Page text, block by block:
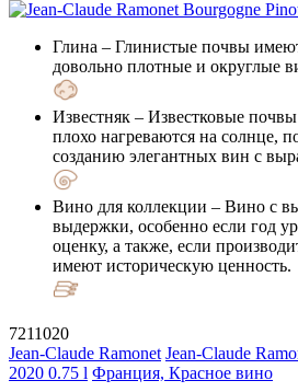
Глина – Глинистые почвы
довольно плотные и округлые
Известняк – Известковые
плохо нагреваются на солнце,
созданию элегантных вин с
Вино для коллекции – Вино с
выдержки, особенно если год
оценку, а также, если
имеют историческую ценность.
7211020
Jean-Claude Ramonet Jean-Claude
2020 0.75 l Франция, Красное вино